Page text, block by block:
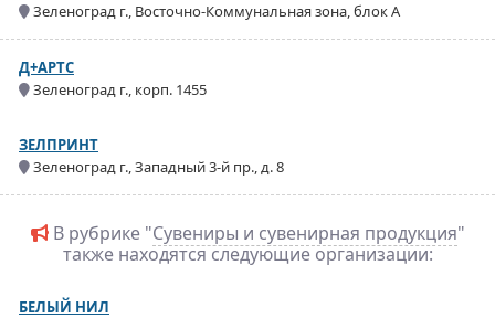
Зеленоград г., Восточно-Коммунальная зона, блок А
Д+АРТС
Зеленоград г., корп. 1455
ЗЕЛПРИНТ
Зеленоград г., Западный 3-й пр., д. 8
В рубрике "Сувениры и сувенирная продукция"
также находятся следующие организации:
БЕЛЫЙ НИЛ